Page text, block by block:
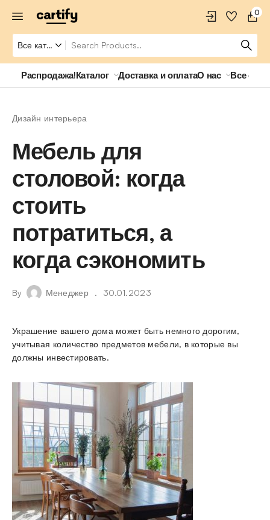
0
Распродажа!Каталог Доставка и оплатаО нас Все о
Дизайн интерьера
Мебель для
столовой: когда
стоить
потратиться, а
когда сэкономить
By Менеджер 30.01.2023
Украшение вашего дома может быть немного дорогим,
учитывая количество предметов мебели, в которые вы
должны инвестировать.